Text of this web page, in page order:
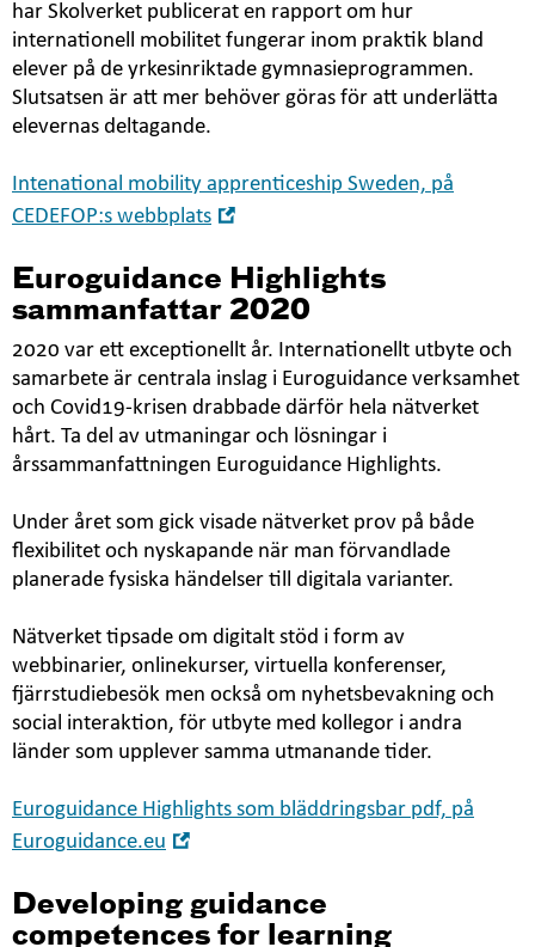
har Skolverket publicerat en rapport om hur
internationell mobilitet fungerar inom praktik bland
elever på de yrkesinriktade gymnasieprogrammen.
Slutsatsen är att mer behöver göras för att underlätta
elevernas deltagande.
Intenational mobility apprenticeship Sweden, på
CEDEFOP:s webbplats
nytt
fönster
Euroguidance Highlights
sammanfattar 2020
2020 var ett exceptionellt år. Internationellt utbyte och
samarbete är centrala inslag i Euroguidance verksamhet
och Covid19-krisen drabbade därför hela nätverket
hårt. Ta del av utmaningar och lösningar i
årssammanfattningen Euroguidance Highlights.
Under året som gick visade nätverket prov på både
flexibilitet och nyskapande när man förvandlade
planerade fysiska händelser till digitala varianter.
Nätverket tipsade om digitalt stöd i form av
webbinarier, onlinekurser, virtuella konferenser,
fjärrstudiebesök men också om nyhetsbevakning och
social interaktion, för utbyte med kollegor i andra
länder som upplever samma utmanande tider.
Euroguidance Highlights som bläddringsbar pdf, på
Euroguidance.eu
nytt
fönster
Developing guidance
competences for learning